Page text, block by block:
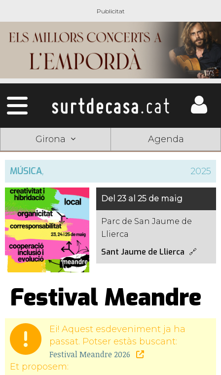
Girona Agenda
MÚSICA, 2025
Del 23 al 25 de maig
Parc de San Jaume de
Llierca
Sant Jaume de Llierca
Festival Meandre
Ei! Aquest esdeveniment ja ha
passat. Potser estàs buscant:
Festival Meandre 2026
Et proposem: